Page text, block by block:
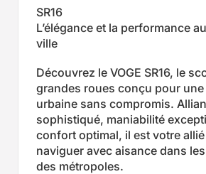
SR16
L’élégance et la performance
ville
Découvrez le VOGE SR16, le
grandes roues conçu pour
urbaine sans compromis.
sophistiqué, maniabilité
confort optimal, il est votre
naviguer avec aisance dans
des métropoles.